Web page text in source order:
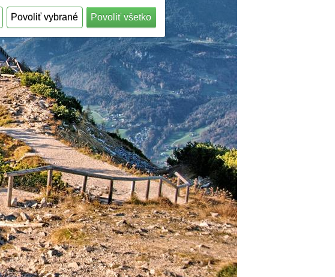
Povoliť všetko
Povoliť vybrané